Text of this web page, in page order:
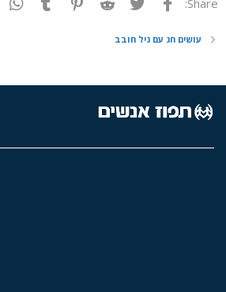
Share:
עושים חג עם גיל חובב